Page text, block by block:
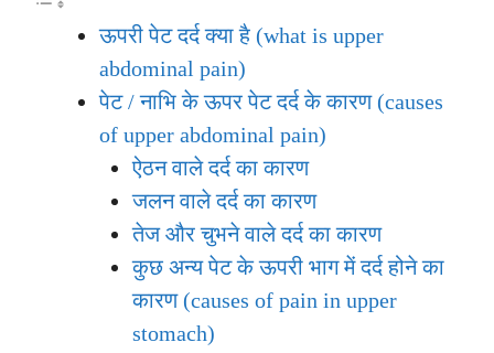
ऊपरी पेट दर्द क्या है (what is upper
abdominal pain)
पेट / नाभि के ऊपर पेट दर्द के कारण (causes
of upper abdominal pain)
ऐठन वाले दर्द का कारण
जलन वाले दर्द का कारण
तेज और चुभने वाले दर्द का कारण
कुछ अन्य पेट के ऊपरी भाग में दर्द होने का
कारण (causes of pain in upper
stomach)